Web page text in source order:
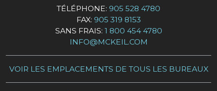
TÉLÉPHONE: 905 528 4780
FAX: 905 319 8153
SANS FRAIS: 1 800 454 4780
INFO@MCKEIL.COM
VOIR LES EMPLACEMENTS DE TOUS LES BUREAUX